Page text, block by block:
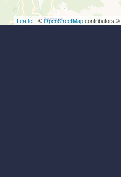
Leaflet | ©OpenStreetMapcontributors ©